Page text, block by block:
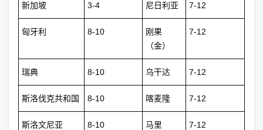
新加坡 3-4 尼日利亚 7-12
匈牙利 8-10
刚果
（金）
7-12
瑞典 8-10 乌干达 7-12
斯洛伐克共和国 8-10 喀麦隆 7-12
斯洛文尼亚 8-10 马里 7-12